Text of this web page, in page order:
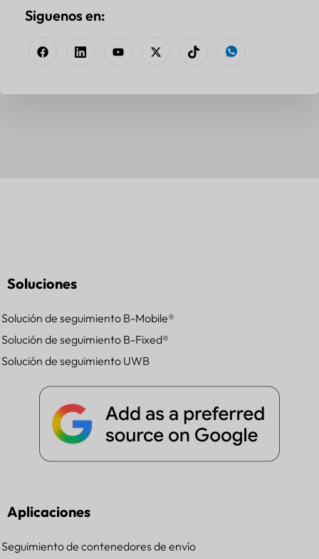
Siguenos en:
Soluciones
Solución de seguimiento B-Mobile®
Solución de seguimiento B-Fixed®
Solución de seguimiento UWB
Aplicaciones
Seguimiento de contenedores de envío